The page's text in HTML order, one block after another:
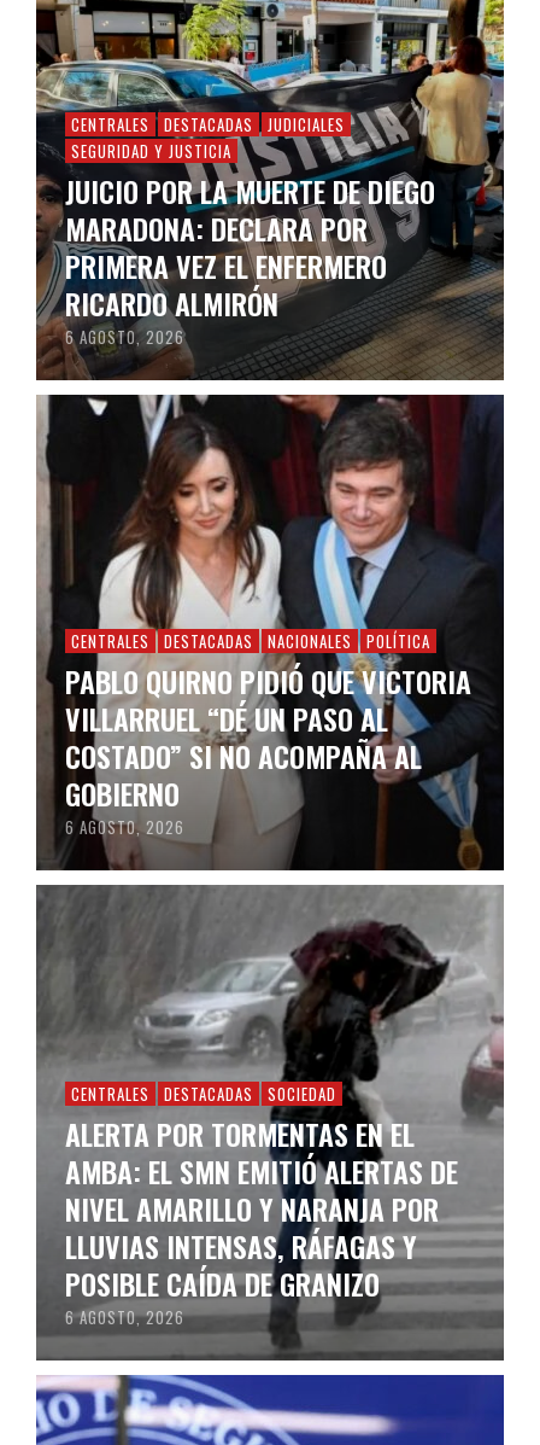
CENTRALES DESTACADAS
JUDICIALES
SEGURIDAD Y JUSTICIA
JUICIO POR LA MUERTE DE DIEGO
MARADONA: DECLARA POR
PRIMERA VEZ EL ENFERMERO
RICARDO ALMIRÓN
6 AGOSTO, 2026
CENTRALES DESTACADAS NACIONALES POLÍTICA
PABLO QUIRNO PIDIÓ QUE VICTORIA
VILLARRUEL “DÉ UN PASO AL
COSTADO” SI NO ACOMPAÑA AL
GOBIERNO
6 AGOSTO, 2026
CENTRALES DESTACADAS SOCIEDAD
ALERTA POR TORMENTAS EN EL
AMBA: EL SMN EMITIÓ ALERTAS DE
NIVEL AMARILLO Y NARANJA POR
LLUVIAS INTENSAS, RÁFAGAS Y
POSIBLE CAÍDA DE GRANIZO
6 AGOSTO, 2026